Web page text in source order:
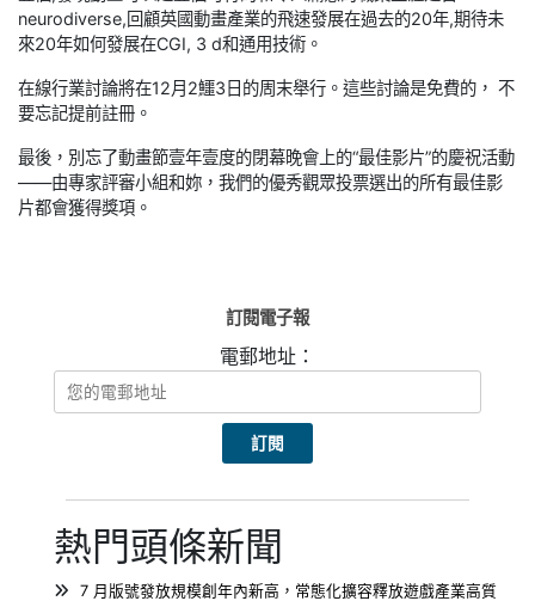
neurodiverse,回顧英國動畫產業的飛速發展在過去的20年,期待未
來20年如何發展在CGI, 3 d和通用技術。
在線行業討論將在12月2鱷3日的周末舉行。這些討論是免費的， 不
要忘記提前註冊。
最後，別忘了動畫節壹年壹度的閉幕晚會上的“最佳影片”的慶祝活動
——由專家評審小組和妳，我們的優秀觀眾投票選出的所有最佳影
片都會獲得獎項。
訂閱電子報
電郵地址：
熱門頭條新聞
7 月版號發放規模創年內新高，常態化擴容釋放遊戲產業高質